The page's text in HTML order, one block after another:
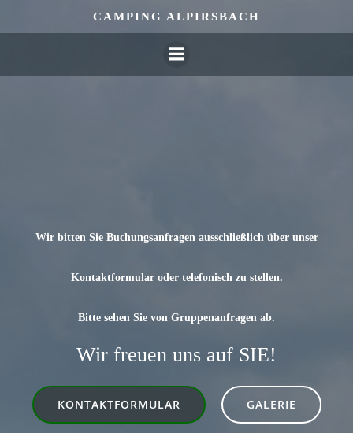
Zum
springen
CAMPING ALPIRSBACH
Wir bitten Sie Buchungsanfragen ausschließlich über unser
Kontaktformular oder telefonisch zu stellen.
Bitte sehen Sie von Gruppenanfragen ab.
Wir freuen uns auf SIE!
KONTAKTFORMULAR GALERIE